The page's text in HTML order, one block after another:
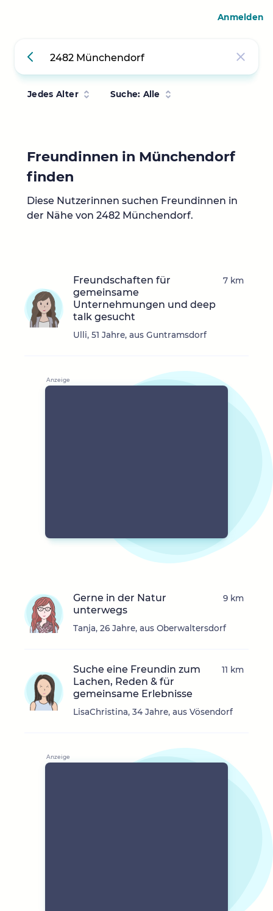
Jedes Alter Suche: Alle
Freundinnen in Münchendorf
finden
Diese Nutzerinnen suchen Freundinnen in
der Nähe von 2482 Münchendorf.
Freundschaften für
gemeinsame
Unternehmungen und deep
talk gesucht
Ulli, 51 Jahre, aus Guntramsdorf
7 km
Gerne in der Natur
unterwegs
Tanja, 26 Jahre, aus Oberwaltersdorf
9 km
Suche eine Freundin zum
Lachen, Reden & für
gemeinsame Erlebnisse
LisaChristina, 34 Jahre, aus Vösendorf
11 km
Anmelden